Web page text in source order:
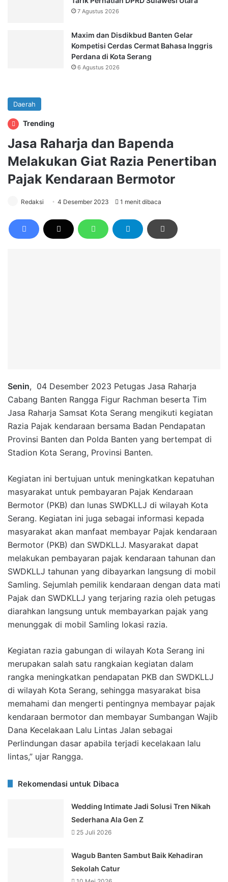
7 Agustus 2026
Maxim dan Disdikbud Banten Gelar
Kompetisi Cerdas Cermat Bahasa Inggris
Perdana di Kota Serang
6 Agustus 2026